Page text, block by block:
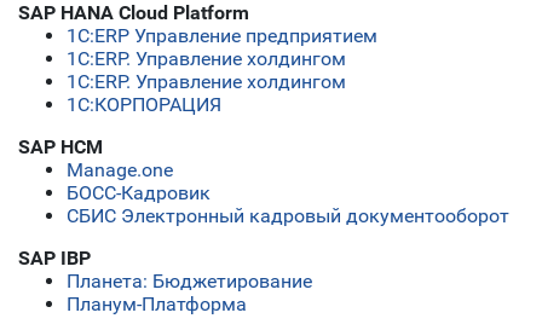
SAP HANA Cloud Platform
1C:ERP Управление предприятием
1С:ERP. Управление холдингом
1С:ERP. Управление холдингом
1С:КОРПОРАЦИЯ
SAP HCM
Manage.one
БОСС-Кадровик
СБИС Электронный кадровый документооборот
SAP IBP
Планета: Бюджетирование
Планум-Платформа